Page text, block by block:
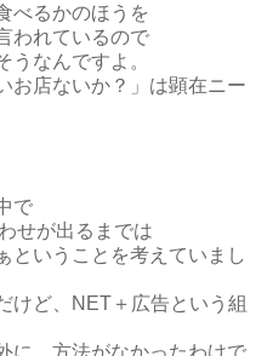
べるかのほうを
われているので
うなんですよ。
お店ないか？」は顕在ニー
で
せが出るまでは
ということを考えていまし
けど、NET＋広告という組
に、方法がなかったわけで